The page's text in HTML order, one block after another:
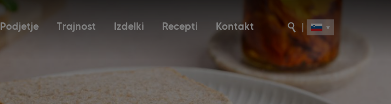
Podjetje Trajnost Izdelki Recepti Kontakt